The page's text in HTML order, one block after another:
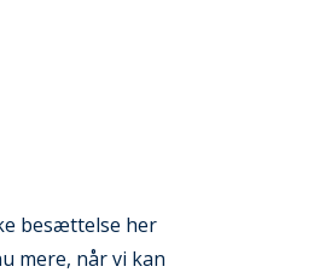
besættelse her
mere, når vi kan